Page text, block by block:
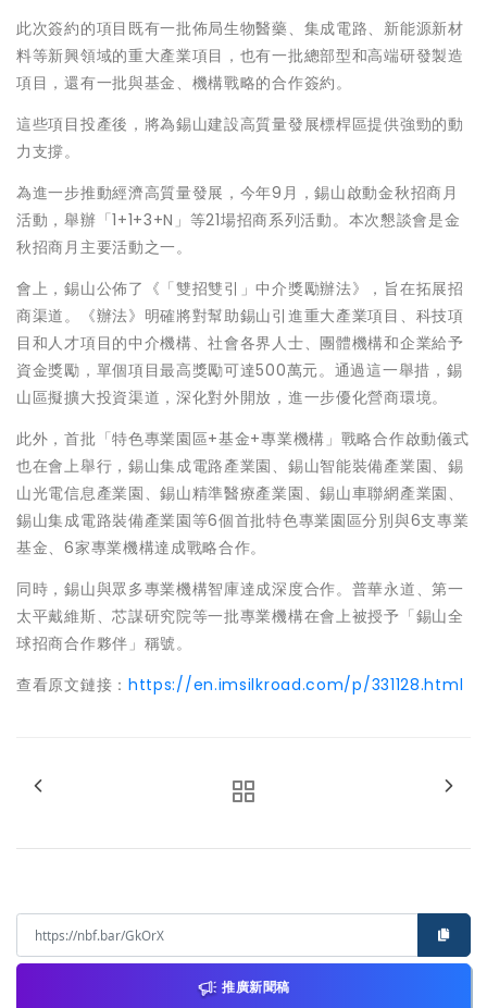
此次簽約的項目既有一批佈局生物醫藥、集成電路、新能源新材
料等新興領域的重大產業項目，也有一批總部型和高端研發製造
項目，還有一批與基金、機構戰略的合作簽約。
這些項目投產後，將為錫山建設高質量發展標桿區提供強勁的動
力支撐。
為進一步推動經濟高質量發展，今年9月，錫山啟動金秋招商月
活動，舉辦「1+1+3+N」等21場招商系列活動。本次懇談會是金
秋招商月主要活動之一。
會上，錫山公佈了《「雙招雙引」中介獎勵辦法》，旨在拓展招
商渠道。《辦法》明確將對幫助錫山引進重大產業項目、科技項
目和人才項目的中介機構、社會各界人士、團體機構和企業給予
資金獎勵，單個項目最高獎勵可達500萬元。通過這一舉措，錫
山區擬擴大投資渠道，深化對外開放，進一步優化營商環境。
此外，首批「特色專業園區+基金+專業機構」戰略合作啟動儀式
也在會上舉行，錫山集成電路產業園、錫山智能裝備產業園、錫
山光電信息產業園、錫山精準醫療產業園、錫山車聯網產業園、
錫山集成電路裝備產業園等6個首批特色專業園區分別與6支專業
基金、6家專業機構達成戰略合作。
同時，錫山與眾多專業機構智庫達成深度合作。普華永道、第一
太平戴維斯、芯謀研究院等一批專業機構在會上被授予「錫山全
球招商合作夥伴」稱號。
查看原文鏈接： https://en.imsilkroad.com/p/331128.html
推廣新聞稿